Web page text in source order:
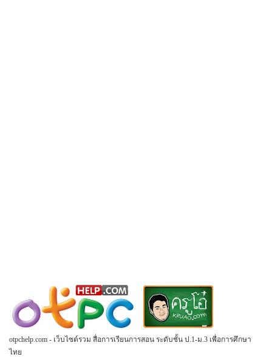
otpchelp.com - เว็บไซต์รวม สื่อการเรียนการสอน ระดับชั้น ป.1-ม.3 เพื่อการศึกษา
ไทย